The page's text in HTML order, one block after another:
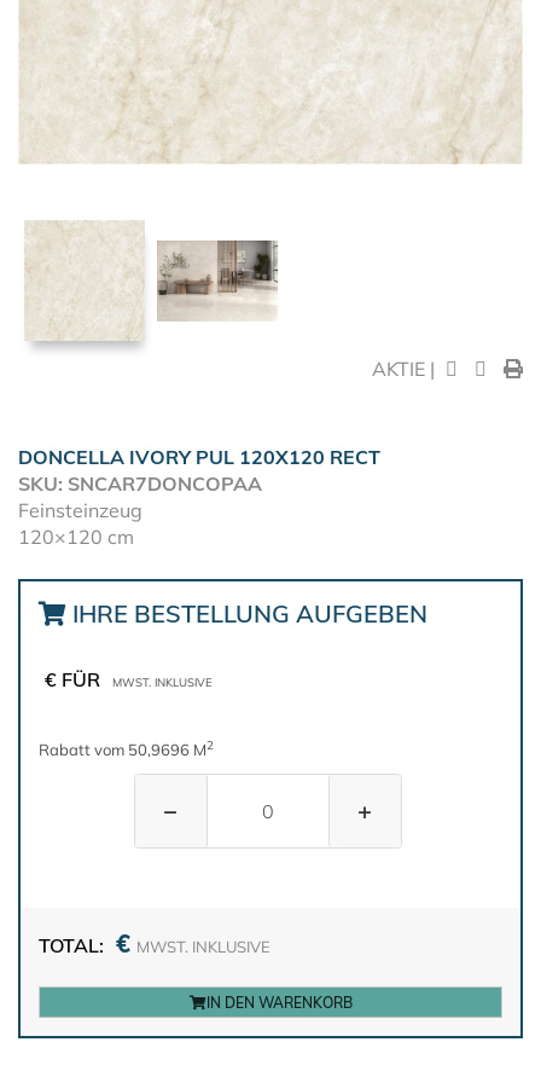
AKTIE |
DONCELLA IVORY PUL 120X120 RECT
SKU: SNCAR7DONCOPAA
Feinsteinzeug
120×120 cm
IHRE BESTELLUNG AUFGEBEN
€ FÜR MWST. INKLUSIVE
Rabatt vom 50,9696 M2
− +
TOTAL: € MWST. INKLUSIVE
IN DEN WARENKORB